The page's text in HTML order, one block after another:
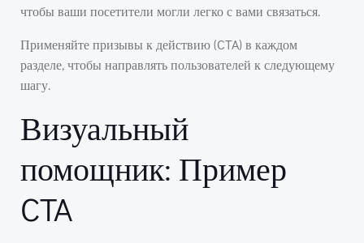
чтобы ваши посетители могли легко с вами связаться.
Применяйте призывы к действию (CTA) в каждом
разделе, чтобы направлять пользователей к следующему
шагу.
Визуальный
помощник: Пример
CTA